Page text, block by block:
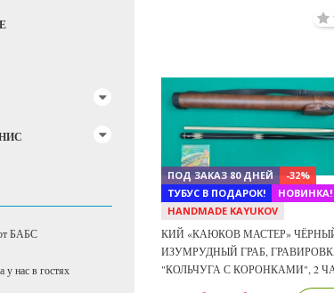
БАБС
нас в гостях
Previous
ПОД ЗАКАЗ 80 ДНЕЙ
-32%
ТУБУС В ПОДАРОК!
НОВИНКА!
HANDMADE KAYUKOV
КИЙ «КАЮКОВ МАСТЕР»
ИЗУМРУДНЫЙ ГРАБ,
"КОЛЬЧУГА С КОРОНКАМИ", 2